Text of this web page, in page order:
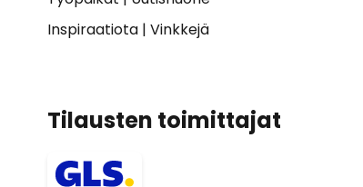
Inspiraatiota| Vinkkejä
Tilausten toimittajat